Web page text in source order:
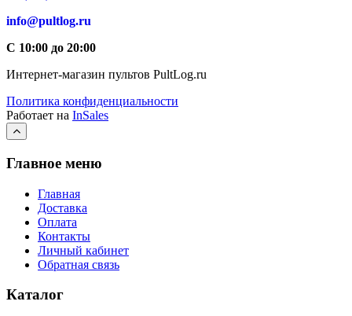
info@pultlog.ru
С 10:00 до 20:00
Интернет-магазин пультов PultLog.ru
Политика конфиденциальности
Работает на InSales
Главное меню
Главная
Доставка
Оплата
Контакты
Личный кабинет
Обратная связь
Каталог